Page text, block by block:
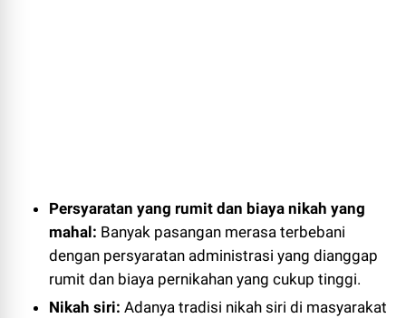
Persyaratan yang rumit dan biaya nikah yang
mahal: Banyak pasangan merasa terbebani
dengan persyaratan administrasi yang dianggap
rumit dan biaya pernikahan yang cukup tinggi.
Nikah siri: Adanya tradisi nikah siri di masyarakat